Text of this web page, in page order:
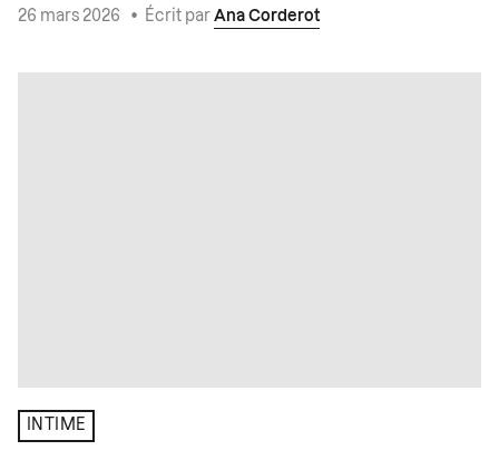
26 mars 2026 • Écrit par Ana Corderot
INTIME